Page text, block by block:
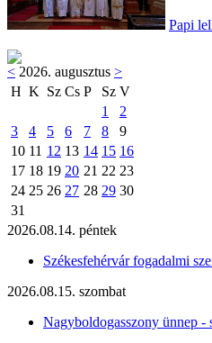
Papi
< 2026. augusztus >
H K Sz Cs P Sz V
1
2
3
4 5 6 7 8
9
10 11 12 13 14 15 16
17 18 19 20 21 22 23
24 25 26 27 28 29 30
31
2026.08.14. péntek
Székesfehérvár fogadalmi
2026.08.15. szombat
Nagyboldogasszony ünnep -